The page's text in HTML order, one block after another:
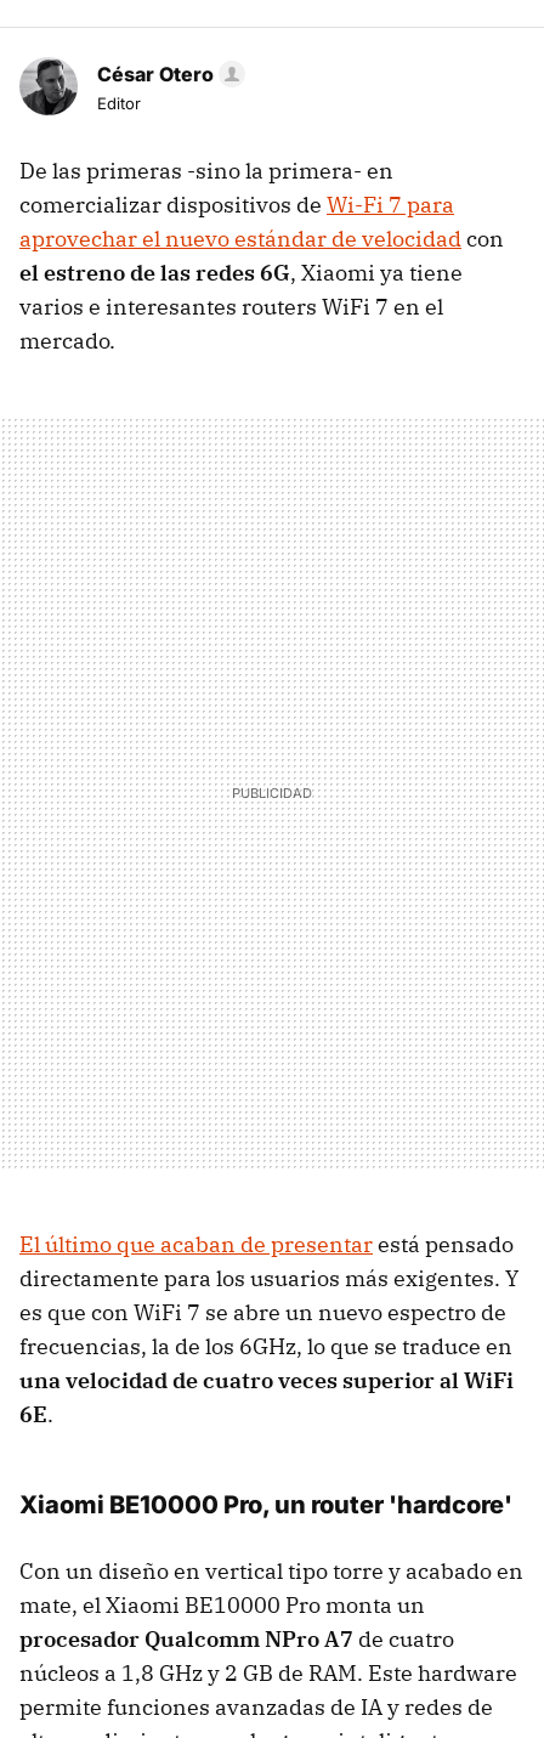
César Otero
Editor
De las primeras -sino la primera- en
comercializar dispositivos de Wi-Fi 7 para
aprovechar el nuevo estándar de velocidadcon
el estreno de las redes 6G, Xiaomi ya tiene
varios e interesantes routers WiFi 7 en el
mercado.
El último que acaban de presentarestá pensado
directamente para los usuarios más exigentes. Y
es que con WiFi 7 se abre un nuevo espectro de
frecuencias, la de los 6GHz, lo que se traduce en
una velocidad de cuatro veces superior al WiFi
6E.
Xiaomi BE10000 Pro, un router 'hardcore'
Con un diseño en vertical tipo torre y acabado en
mate, el Xiaomi BE10000 Pro monta un
procesador Qualcomm NPro A7 de cuatro
núcleos a 1,8 GHz y 2 GB de RAM. Este hardware
permite funciones avanzadas de IA y redes de